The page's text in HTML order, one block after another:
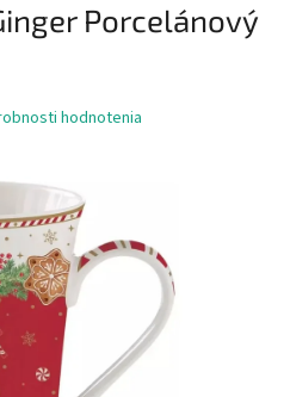
Porcelánový
hodnotenia